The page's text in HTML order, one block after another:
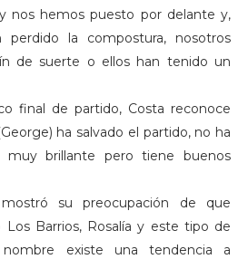
nos hemos puesto por delante y,
la compostura, nosotros
de suerte o ellos han tenido un
final de partido, Costa reconoce
ha salvado el partido, no ha
brillante pero tiene buenos
su preocupación de que
Barrios, Rosalía y este tipo de
existe una tendencia a